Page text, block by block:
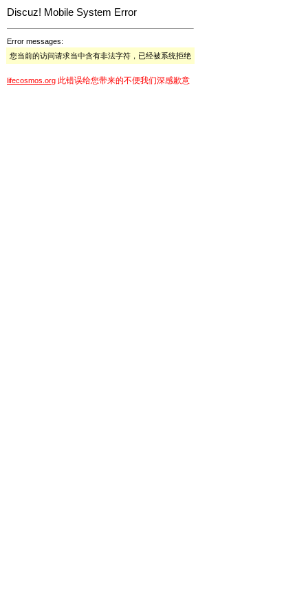
Discuz! Mobile System Error
Error messages:
您当前的访问请求当中含有非法字符，已经被系统拒绝
lifecosmos.org 此错误给您带来的不便我们深感歉意